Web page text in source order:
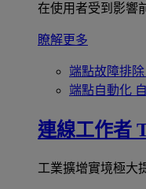
在使用者受到影響
瞭解更多
端點故障排除
端點自動化
連線工作者
工業擴增實境極大